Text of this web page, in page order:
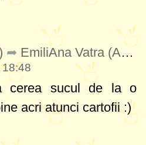
EmiliAna Vatra (AngyT)
cerea sucul de la o
acri atunci cartofii :)